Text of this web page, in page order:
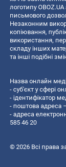
логотипу
письмового
Незаконним
копiювання,
використання,
складу інших
та інші подібні
Назва онлайн
- суб'єкт у сфері
- ідентифікатор
- поштова адреса
- адреса
585 46 20
© 2026 Всі права